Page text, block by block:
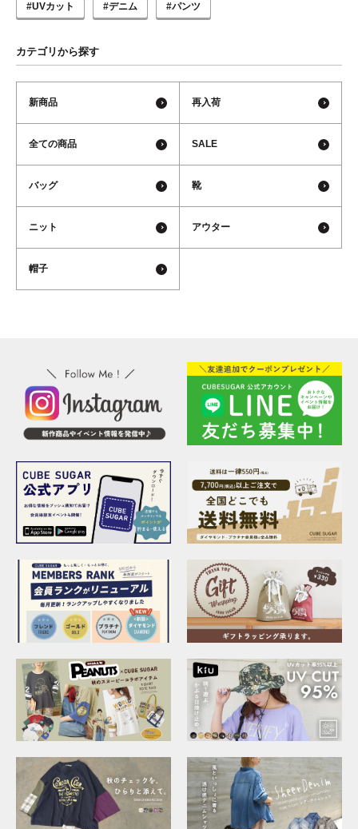
#UVカット #デニム #パンツ
カテゴリから探す
新商品 再入荷
全ての商品 SALE
バッグ 靴
ニット アウター
帽子